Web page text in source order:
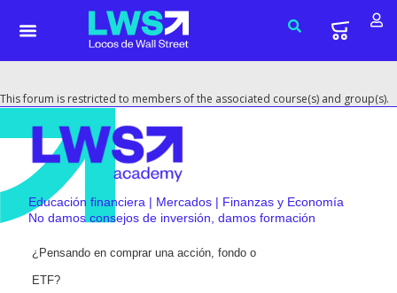
This forum is restricted to members of the associated course(s) and group(s).
Educación financiera | Mercados | Finanzas y Economía
No damos consejos de inversión, damos formación
¿Pensando en comprar una acción, fondo o
ETF?